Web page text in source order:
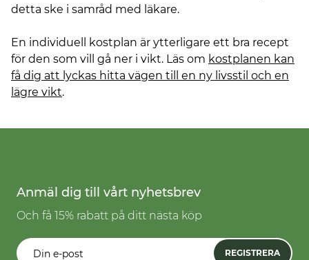
detta ske i samråd med läkare.
En individuell kostplan är ytterligare ett bra recept
för den som vill gå ner i vikt. Läs om kostplanen kan
få dig att lyckas hitta vägen till en ny livsstil och en
lägre vikt.
Anmäl dig till vårt nyhetsbrev
Och få 15% rabatt på ditt nästa köp
REGISTRERA